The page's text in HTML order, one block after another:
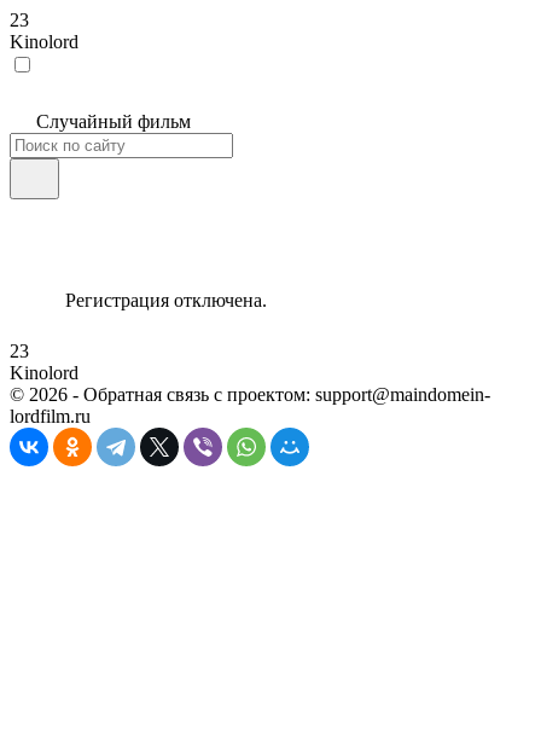
23
Kinolord
Случайный фильм
Регистрация отключена.
23
Kinolord
© 2026 - Обратная связь с проектом: support@maindomein-
lordfilm.ru